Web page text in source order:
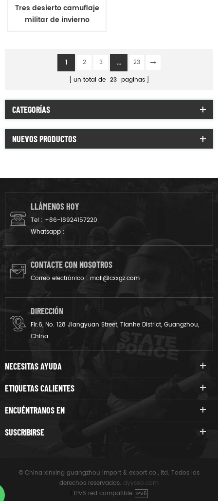
Tres desierto camuflaje
militar de invierno
1 2 3 ...
23
un total de 23 paginas
CATEGORÍAS
NUEVOS PRODUCTOS
LLÁMENOS HOY
Tel : +86-18924157220
Whatsapp :
CONTACTE CON NOSOTROS
Correo electrónico : mail@cxxgz.com
DIRECCIÓN
Flr.6, No. 128 Jiangyuan Street, Tianhe District, Guangzhou,
China
NECESITAS AYUDA
ETIQUETAS CALIENTES
ENCUÉNTRANOS EN
SUSCRIBIRSE
© China xinxing guangzhou import & export co., ltd. Todos los
derechos reservados. dyyseo.com
IPv6 red compatible IPV6